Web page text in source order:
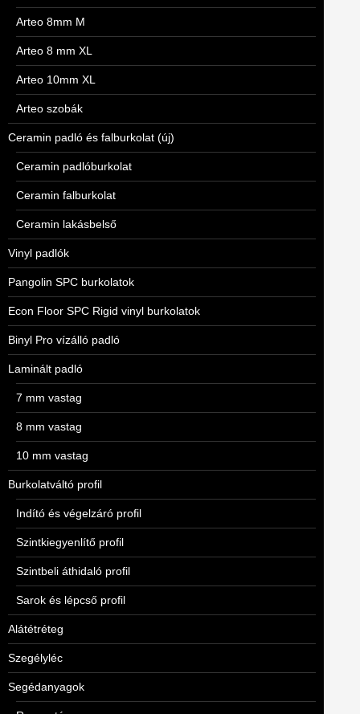
Arteo 8mm M
Arteo 8 mm XL
Arteo 10mm XL
Arteo szobák
Ceramin padló és falburkolat (új)
Ceramin padlóburkolat
Ceramin falburkolat
Ceramin lakásbelső
Vinyl padlók
Pangolin SPC burkolatok
Econ Floor SPC Rigid vinyl burkolatok
Binyl Pro vízálló padló
Laminált padló
7 mm vastag
8 mm vastag
10 mm vastag
Burkolatváltó profil
Indító és végelzáró profil
Szintkiegyenlítő profil
Szintbeli áthidaló profil
Sarok és lépcső profil
Alátétréteg
Szegélyléc
Segédanyagok